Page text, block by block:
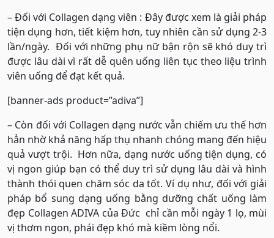
– Đối với Collagen dạng viên : Đây được xem là giải pháp
tiện dụng hơn, tiết kiệm hơn, tuy nhiên cần sử dụng 2-3
lần/ngày. Đối với những phụ nữ bận rộn sẽ khó duy trì
được lâu dài vì rất dễ quên uống liên tục theo liệu trình
viên uống để đạt kết quả.
[banner-ads product=”adiva”]
– Còn đối với Collagen dạng nước vẫn chiếm ưu thế hơn
hẳn nhờ khả năng hấp thụ nhanh chóng mang đến hiệu
quả vượt trội. Hơn nữa, dạng nước uống tiện dụng, có
vị ngon giúp bạn có thể duy trì sử dụng lâu dài và hình
thành thói quen chăm sóc da tốt. Ví dụ như, đối với giải
pháp bổ sung dạng uống bằng dưỡng chất uống làm
đẹp Collagen ADIVA của Đức chỉ cần mỗi ngày 1 lọ, mùi
vị thơm ngon, phái đẹp khó mà kiềm lòng nổi.